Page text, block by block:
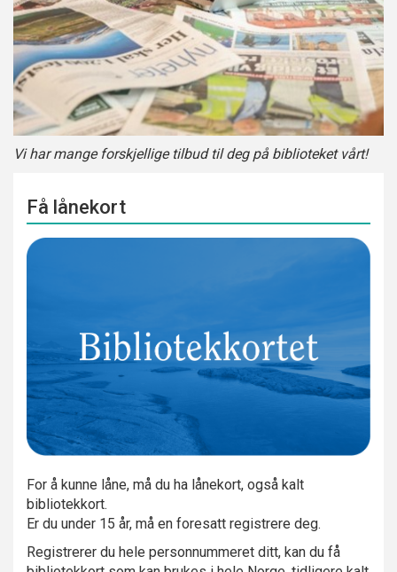
Vi har mange forskjellige tilbud til deg på biblioteket vårt!
Få lånekort
For å kunne låne, må du ha lånekort, også kalt
bibliotekkort.
Er du under 15 år, må en foresatt registrere deg.
Registrerer du hele personnummeret ditt, kan du få